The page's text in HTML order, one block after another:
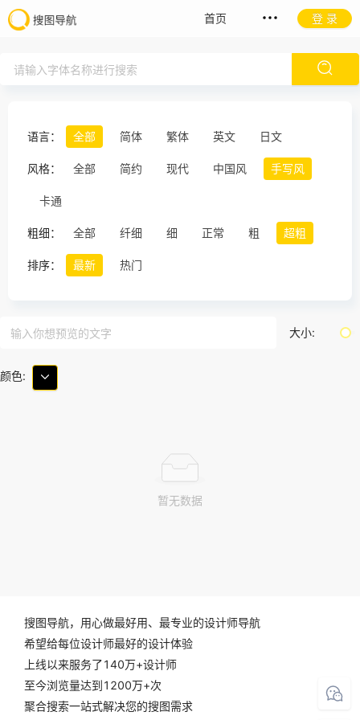
首页 登 录
语言： 全部 简体 繁体 英文 日文
风格： 全部 简约 现代 中国风 手写风
卡通
粗细： 全部 纤细 细 正常 粗 超粗
排序： 最新 热门
大小:
颜色:
暂无数据
搜图导航，用心做最好用、最专业的设计师导航
希望给每位设计师最好的设计体验
上线以来服务了140万+设计师
至今浏览量达到1200万+次
聚合搜索一站式解决您的搜图需求